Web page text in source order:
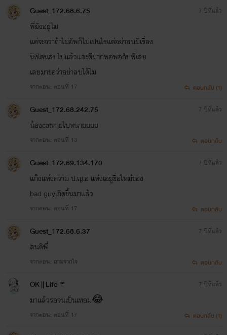
Guest_172.68.6.75
พี่ยังอยู่ไม
แค่จะอว่าถ้าไม่อัพก็ไม่เปนไรแต่อย่าลบมีเรื่อง
นึงโดนลบไปแล้วและดีมากพอพอกับพี่เลย
เลยมาขอว่าอย่าลบได้ไม
จากตอน: ตอนที่ 17
7 ปีที่แล้ว
ตอบกลับ (1)
Guest_172.68.242.75
น้องcatหายไปหนายยยย
จากตอน: ตอนที่ 13
7 ปีที่แล้ว
ตอบกลับ
Guest_172.69.134.170
แก๊งแห่งความ​ ป.ญ.อ​ แห่งเอยูชื่อใหม่ของ​
bad guy​เกิดขึ้นมาแล้ว
จากตอน: ตอนที่ 17
7 ปีที่แล้ว
ตอบกลับ
Guest_172.68.6.37
สนดิพี่
จากตอน: ถามจากใจ
7 ปีที่แล้ว
ตอบกลับ
OK || Life ™
มาแล้วรอจนเป็นเทอม😂
จากตอน: ตอนที่ 17
7 ปีที่แล้ว
ตอบกลับ (1)